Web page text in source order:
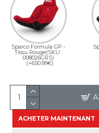
Sparco Formula GP -
Tissu Rouge(SKU :
008026GRS)
(+650.99€)
ACHETER MAINTENANT